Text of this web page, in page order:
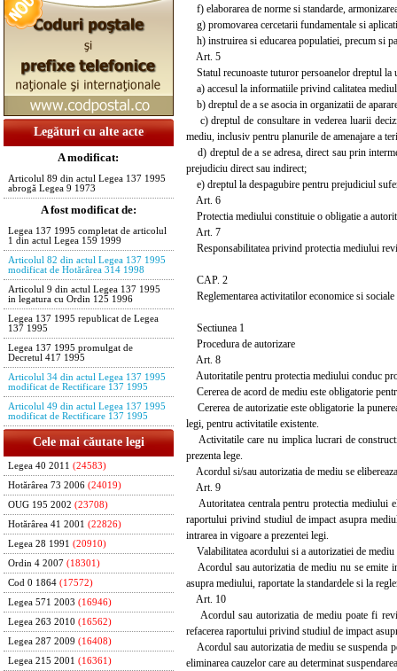
Legături cu alte acte
A modificat:
Articolul 89 din actul Legea 137 1995
abrogă Legea 9 1973
A fost modificat de:
Legea 137 1995 completat de articolul
1 din actul Legea 159 1999
Articolul 82 din actul Legea 137 1995
modificat de Hotărârea 314 1998
Articolul 9 din actul Legea 137 1995
in legatura cu Ordin 125 1996
Legea 137 1995 republicat de Legea
137 1995
Legea 137 1995 promulgat de
Decretul 417 1995
Articolul 34 din actul Legea 137 1995
modificat de Rectificare 137 1995
Articolul 49 din actul Legea 137 1995
modificat de Rectificare 137 1995
Cele mai căutate legi
Legea 40 2011 (24583)
Hotărârea 73 2006 (24019)
OUG 195 2002 (23708)
Hotărârea 41 2001 (22826)
Legea 28 1991 (20910)
Ordin 4 2007 (18301)
Cod 0 1864 (17572)
Legea 571 2003 (16946)
Legea 263 2010 (16562)
Legea 287 2009 (16408)
Legea 215 2001 (16361)
f) elaborarea de norme si standarde,
g) promovarea cercetarii fundamentale si
h) instruirea si educarea populatiei, precum si
Art. 5
Statul recunoaste tuturor persoanelor dreptul la
a) accesul la informatiile privind calitatea
b) dreptul de a se asocia in organizatii de
c) dreptul de consultare in vederea luarii
mediu, inclusiv pentru planurile de amenajare a
d) dreptul de a se adresa, direct sau prin
prejudiciu direct sau indirect;
e) dreptul la despagubire pentru prejudiciul
Art. 6
Protectia mediului constituie o obligatie a
Art. 7
Responsabilitatea privind protectia mediului
CAP. 2
Reglementarea activitatilor economice si
Sectiunea 1
Procedura de autorizare
Art. 8
Autoritatile pentru protectia mediului conduc
Cererea de acord de mediu este obligatorie
Cererea de autorizatie este obligatorie la
legi, pentru activitatile existente.
Activitatile care nu implica lucrari de
prezenta lege.
Acordul si/sau autorizatia de mediu se
Art. 9
Autoritatea centrala pentru protectia mediului
raportului privind studiul de impact asupra
intrarea in vigoare a prezentei legi.
Valabilitatea acordului si a autorizatiei de mediu
Acordul sau autorizatia de mediu nu se emite
asupra mediului, raportate la standardele si la
Art. 10
Acordul sau autorizatia de mediu poate fi
refacerea raportului privind studiul de impact
Acordul sau autorizatia de mediu se suspenda
eliminarea cauzelor care au determinat